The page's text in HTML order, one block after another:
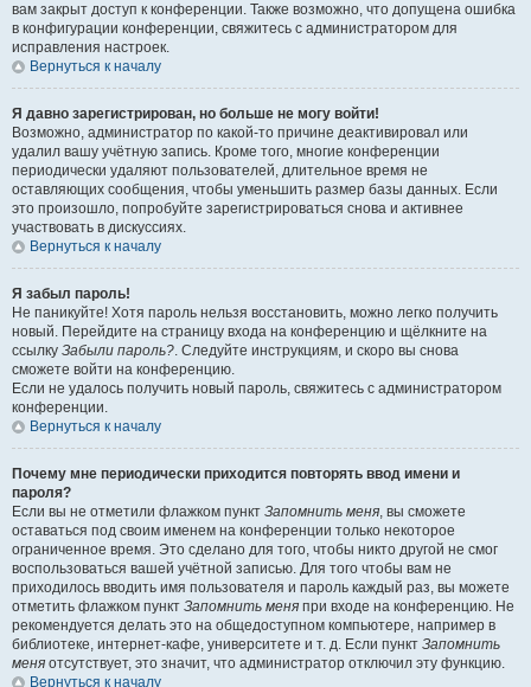
вам закрыт доступ к конференции. Также возможно, что допущена ошибка
в конфигурации конференции, свяжитесь с администратором для
исправления настроек.
Вернуться к началу
Я давно зарегистрирован, но больше не могу войти!
Возможно, администратор по какой-то причине деактивировал или
удалил вашу учётную запись. Кроме того, многие конференции
периодически удаляют пользователей, длительное время не
оставляющих сообщения, чтобы уменьшить размер базы данных. Если
это произошло, попробуйте зарегистрироваться снова и активнее
участвовать в дискуссиях.
Вернуться к началу
Я забыл пароль!
Не паникуйте! Хотя пароль нельзя восстановить, можно легко получить
новый. Перейдите на страницу входа на конференцию и щёлкните на
ссылку Забыли пароль?. Следуйте инструкциям, и скоро вы снова
сможете войти на конференцию.
Если не удалось получить новый пароль, свяжитесь с администратором
конференции.
Вернуться к началу
Почему мне периодически приходится повторять ввод имени и
пароля?
Если вы не отметили флажком пункт Запомнить меня, вы сможете
оставаться под своим именем на конференции только некоторое
ограниченное время. Это сделано для того, чтобы никто другой не смог
воспользоваться вашей учётной записью. Для того чтобы вам не
приходилось вводить имя пользователя и пароль каждый раз, вы можете
отметить флажком пункт Запомнить меня при входе на конференцию. Не
рекомендуется делать это на общедоступном компьютере, например в
библиотеке, интернет-кафе, университете и т. д. Если пункт Запомнить
меня отсутствует, это значит, что администратор отключил эту функцию.
Вернуться к началу